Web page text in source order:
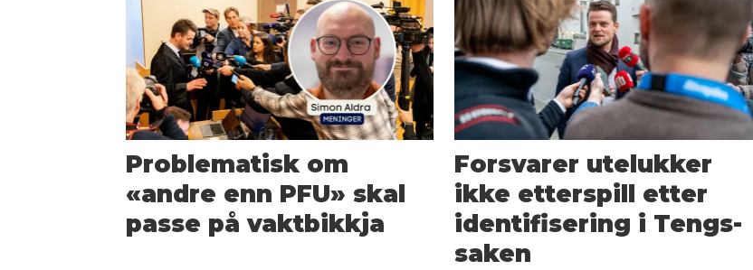
Problematisk om
«andre enn PFU» skal
passe på vaktbikkja
Forsvarer utelukker
ikke etterspill etter
identifisering i Tengs-
saken